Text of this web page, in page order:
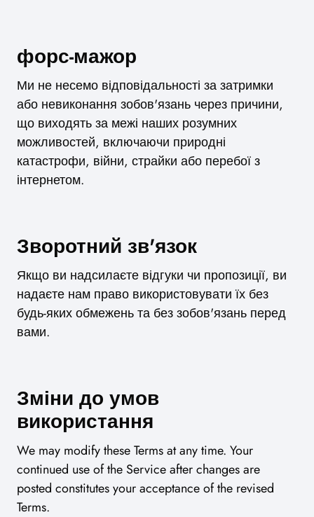
форс-мажор
Ми не несемо відповідальності за затримки
або невиконання зобов'язань через причини,
що виходять за межі наших розумних
можливостей, включаючи природні
катастрофи, війни, страйки або перебої з
інтернетом.
Зворотний зв'язок
Якщо ви надсилаєте відгуки чи пропозиції, ви
надаєте нам право використовувати їх без
будь-яких обмежень та без зобов'язань перед
вами.
Зміни до умов
використання
We may modify these Terms at any time. Your
continued use of the Service after changes are
posted constitutes your acceptance of the revised
Terms.